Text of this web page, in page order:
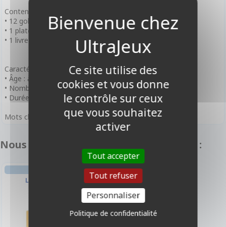
Contenu :
• 12 gobelets
• 1 plateau de jeu
• 1 livret de règles
Caractéristiques :
• Âge : à partir de 6 ans
• Nombre de joueurs : 2 joueurs
• Durée de partie : environ 5 minutes
Mots clefs :
Nous vous recommandons également :
Le casse-phrase
Ce site utilise des
cookies et vous donne
le contrôle sur ceux
que vous souhaitez
activer
Tout accepter
Tout refuser
Personnaliser
Politique de confidentialité